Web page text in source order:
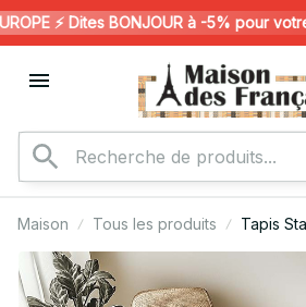
⚡️ Dites BONJOUR à -5% pour votre
Maison Tous les produits
Tapis
Club 17